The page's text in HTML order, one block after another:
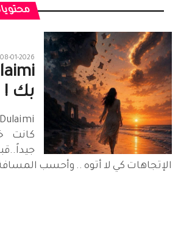
08-01-2026
بك !
كانت
الإتجاهات كي لا أتوه .. وأحسب